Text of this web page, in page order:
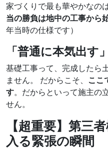
家づくりで最も華やかなの
当の勝負は地中の工事から
年当時の仕様です）
「普通に本気出す
基礎工事って、完成したら
ません。 だからこそ、 ここ
す。だからといって施主の
せん。
【超重要】第三
入る緊張の瞬間